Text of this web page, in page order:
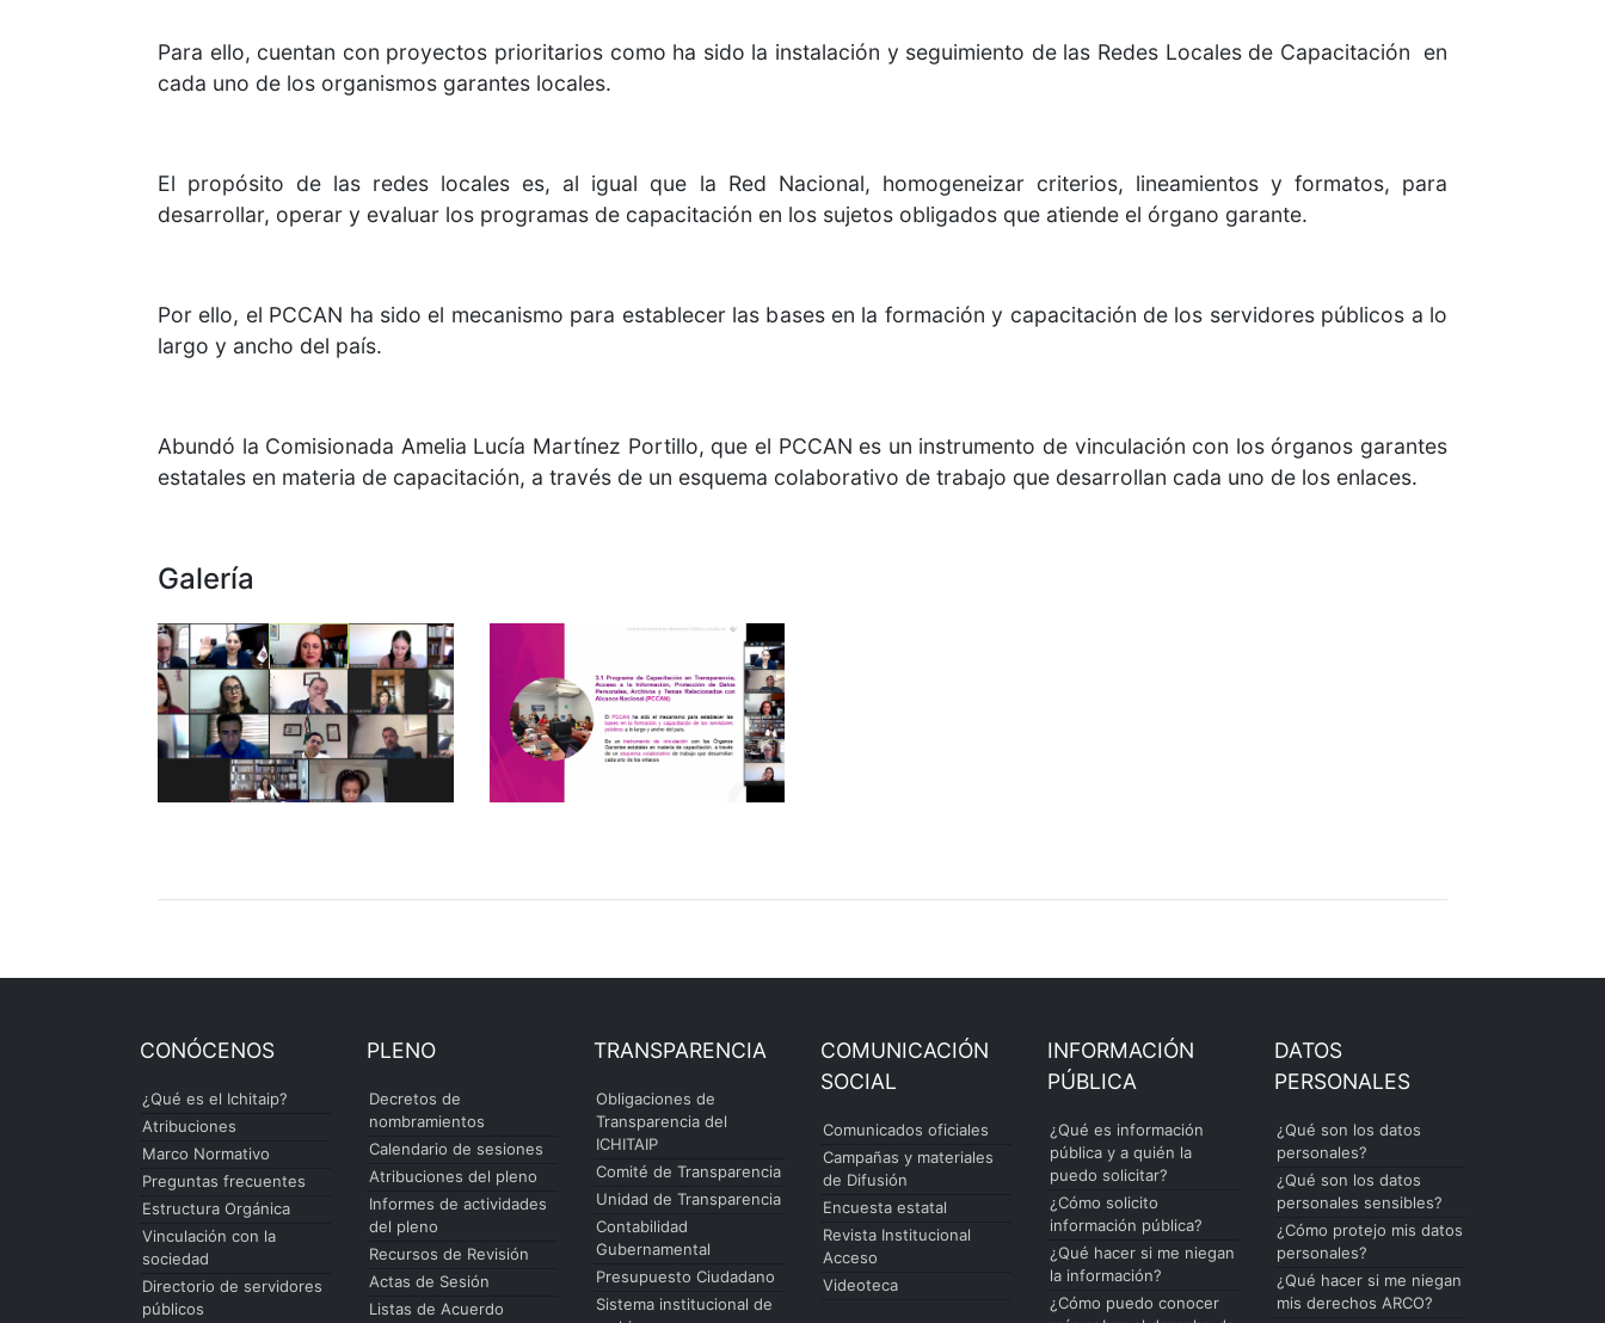
Para ello, cuentan con proyectos prioritarios como ha sido la instalación y seguimiento de las Redes Locales de Capacitación en
cada uno de los organismos garantes locales.
El propósito de las redes locales es, al igual que la Red Nacional, homogeneizar criterios, lineamientos y formatos, para
desarrollar, operar y evaluar los programas de capacitación en los sujetos obligados que atiende el órgano garante.
Por ello, el PCCAN ha sido el mecanismo para establecer las bases en la formación y capacitación de los servidores públicos a lo
largo y ancho del país.
Abundó la Comisionada Amelia Lucía Martínez Portillo, que el PCCAN es un instrumento de vinculación con los órganos garantes
estatales en materia de capacitación, a través de un esquema colaborativo de trabajo que desarrollan cada uno de los enlaces.
Galería
CONÓCENOS
¿Qué es el Ichitaip?
Atribuciones
Marco Normativo
Preguntas frecuentes
Estructura Orgánica
Vinculación con la
sociedad
Directorio de servidores
públicos
PLENO
Decretos de
nombramientos
Calendario de sesiones
Atribuciones del pleno
Informes de actividades
del pleno
Recursos de Revisión
Actas de Sesión
Listas de Acuerdo
TRANSPARENCIA
Obligaciones de
Transparencia del
ICHITAIP
Comité de Transparencia
Unidad de Transparencia
Contabilidad
Gubernamental
Presupuesto Ciudadano
Sistema institucional de
COMUNICACIÓN
SOCIAL
Comunicados oficiales
Campañas y materiales
de Difusión
Encuesta estatal
Revista Institucional
Acceso
Videoteca
INFORMACIÓN
PÚBLICA
¿Qué es información
pública y a quién la
puedo solicitar?
¿Cómo solicito
información pública?
¿Qué hacer si me niegan
la información?
¿Cómo puedo conocer
DATOS
PERSONALES
¿Qué son los datos
personales?
¿Qué son los datos
personales sensibles?
¿Cómo protejo mis datos
personales?
¿Qué hacer si me niegan
mis derechos ARCO?